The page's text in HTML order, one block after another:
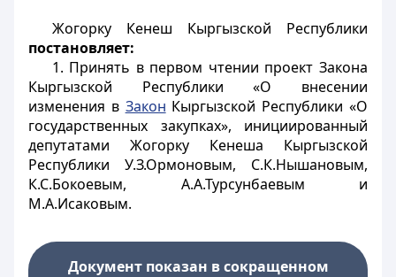
Жогорку Кенеш Кыргызской Республики
постановляет:
1. Принять в первом чтении проект Закона
Кыргызской Республики «О внесении
изменения в Закон Кыргызской Республики «О
государственных закупках», инициированный
депутатами Жогорку Кенеша Кыргызской
Республики У.З.Ормоновым, С.К.Нышановым,
К.С.Бокоевым, А.А.Турсунбаевым и
М.А.Исаковым.
Документ показан в сокращенном